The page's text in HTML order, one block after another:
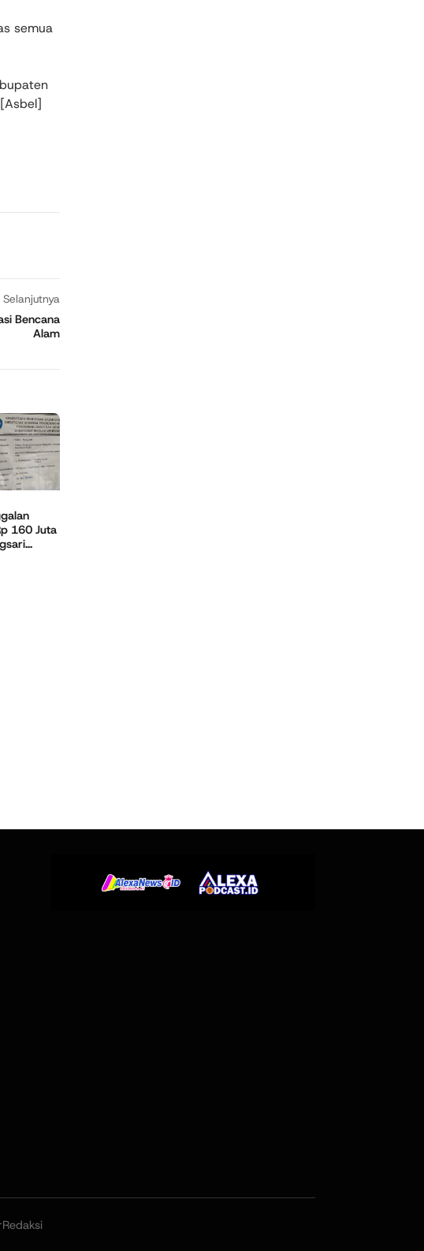
semua
Selanjutnya
Bencana
Alam
160 Juta
Redaksi